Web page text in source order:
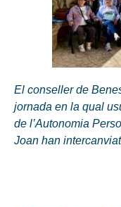
El conseller de
jornada en la qual
de l’Autonomia
Joan han